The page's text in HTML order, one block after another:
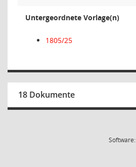
Untergeordnete Vorlage(n)
1805/25
18 Dokumente
Software: